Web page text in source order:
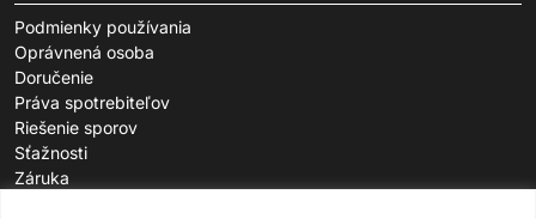
Podmienky používania
Oprávnená osoba
Doručenie
Práva spotrebiteľov
Riešenie sporov
Sťažnosti
Záruka